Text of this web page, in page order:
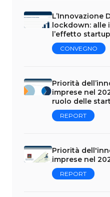
L’Innovazione
lockdown: alle
l’effetto startup
CONVEGNO
Priorità
imprese nel
ruolo delle
REPORT
Priorità
imprese nel
REPORT